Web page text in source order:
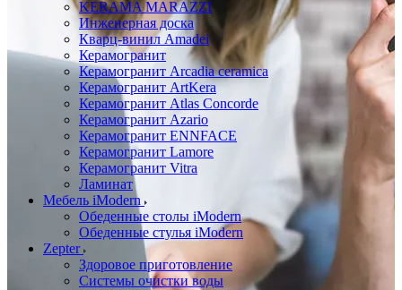
KERAMA MARAZZI
Инженерная доска
Кварц-винил Amadei
Керамогранит
Керамогранит Arcadia ceramica
Керамогранит ArtKera
Керамогранит Atlas Concorde
Керамогранит Azario
Керамогранит ENNFACE
Керамогранит Lamore
Керамогранит Vitra
Ламинат
Мебель iModern
Обеденные столы iModern
Обеденные стулья iModern
Zepter
Здоровое приготовление
Системы очистки воды